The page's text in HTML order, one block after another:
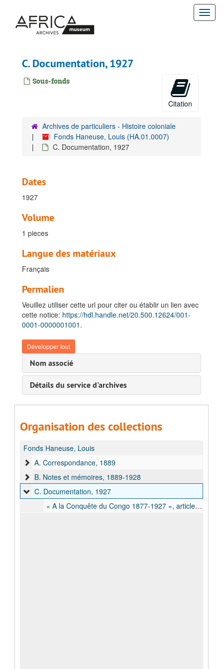
contenu
C. Documentation, 1927
Sous-fonds
Citation
Archives de particuliers - Histoire coloniale
Fonds Haneuse, Louis (HA.01.0007)
C. Documentation, 1927
Dates
1927
Volume
1 pieces
Langue des matériaux
Français
Permalien
Veuillez utiliser cette url pour citer ou établir un lien avec
cette notice: https://hdl.handle.net/20.500.12624/001-
0001-0000001001.
Développer tout
Nom associé
Détails du service d'archives
Organisation des collections
Fonds Haneuse, Louis
A. Correspondance, 1889
B. Notes et mémoires, 1889-1928
C. Documentation, 1927
« A la Conquête du Congo 1877-1927 », article publié dans La Nation Belge du 7 juillet 1927 concernant un interview de Louis Haneuse sur ses explorations en terre africaine, 1927 juill.